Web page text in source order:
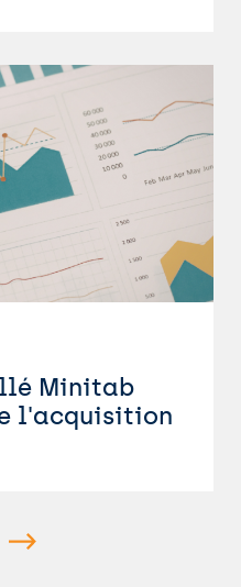
Minitab
l'acquisition